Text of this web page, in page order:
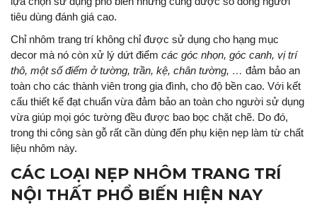
tiêu dùng đánh giá cao.
Chỉ nhôm trang trí không chỉ được sử dụng cho hạng mục
decor mà nó còn xử lý dứt điểm các góc nhọn, góc canh, vị trí
thô, một số điểm ở tường, trần, kệ, chân tường, … đảm bảo an
toàn cho các thành viên trong gia đình, cho độ bền cao. Với kết
cấu thiết kế đạt chuẩn vừa đảm bảo an toàn cho người sử dụng
vừa giúp mọi góc tường đều được bao bọc chặt chẽ. Do đó,
trong thi công sàn gỗ rất cần dùng đến phụ kiện nẹp làm từ chất
liệu nhôm này.
CÁC LOẠI NẸP NHÔM TRANG TRÍ
NỘI THẤT PHỔ BIẾN HIỆN NAY